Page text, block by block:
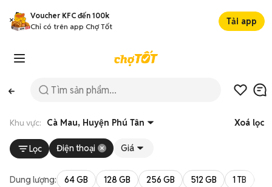
Voucher KFC đến 100k
Chỉ có trên app Chợ Tốt
Tải app
Khu vực: Cà Mau, Huyện Phú Tân Xoá lọc
Lọc Điện thoại Giá
Dung lượng: 64 GB 128 GB 256 GB 512 GB 1 TB